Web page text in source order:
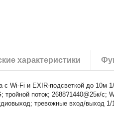
характеристики
с Wi-Fi и EXIR-подсветкой до 10м
тройной поток; 2688?1440@25к/
тревожные вход/выход